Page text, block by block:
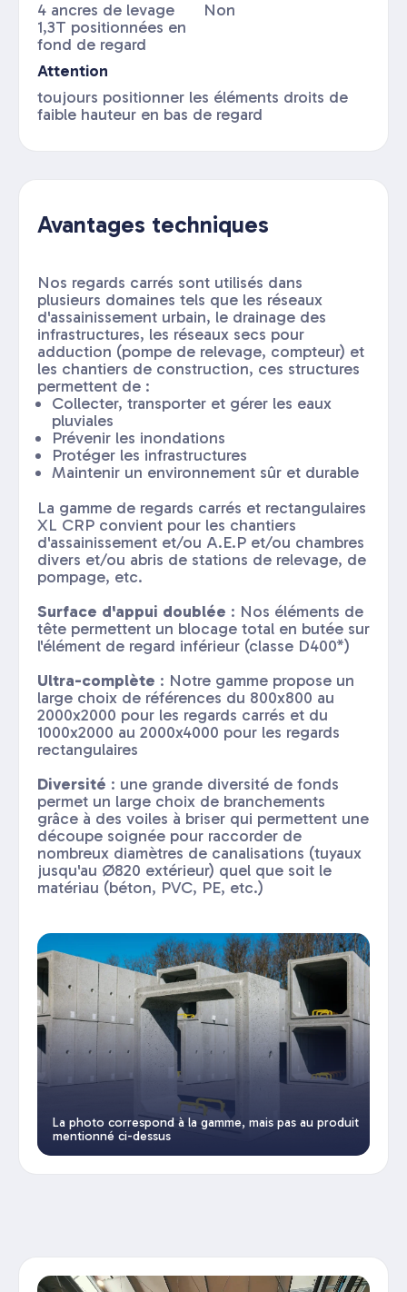
4 ancres de levage
1,3T positionnées en
fond de regard
Non
Attention
toujours positionner les éléments droits de
faible hauteur en bas de regard
Avantages techniques
Nos regards carrés sont utilisés dans
plusieurs domaines tels que les réseaux
d'assainissement urbain, le drainage des
infrastructures, les réseaux secs pour
adduction (pompe de relevage, compteur) et
les chantiers de construction, ces structures
permettent de :
Collecter, transporter et gérer les eaux
pluviales
Prévenir les inondations
Protéger les infrastructures
Maintenir un environnement sûr et durable
La gamme de regards carrés et rectangulaires
XL CRP convient pour les chantiers
d'assainissement et/ou A.E.P et/ou chambres
divers et/ou abris de stations de relevage, de
pompage, etc.
Surface d'appui doublée : Nos éléments de
tête permettent un blocage total en butée sur
l'élément de regard inférieur (classe D400*)
Ultra-complète : Notre gamme propose un
large choix de références du 800x800 au
2000x2000 pour les regards carrés et du
1000x2000 au 2000x4000 pour les regards
rectangulaires
Diversité : une grande diversité de fonds
permet un large choix de branchements
grâce à des voiles à briser qui permettent une
découpe soignée pour raccorder de
nombreux diamètres de canalisations (tuyaux
jusqu'au Ø820 extérieur) quel que soit le
matériau (béton, PVC, PE, etc.)
La photo correspond à la gamme, mais pas au produit
mentionné ci-dessus